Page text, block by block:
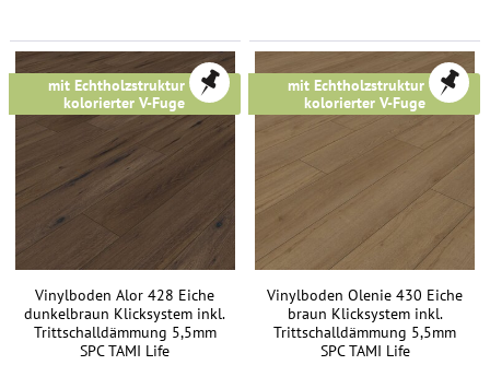
mit Echtholzstruktur &
kolorierter V-Fuge
Vinylboden Alor 428 Eiche
dunkelbraun Klicksystem inkl.
Trittschalldämmung 5,5mm
SPC TAMI Life
mit Echtholzstruktur &
kolorierter V-Fuge
Vinylboden Olenie 430 Eiche
braun Klicksystem inkl.
Trittschalldämmung 5,5mm
SPC TAMI Life